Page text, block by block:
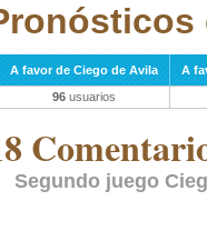
A favor de Ciego de Avila
A
96 usuarios
Segundo juego